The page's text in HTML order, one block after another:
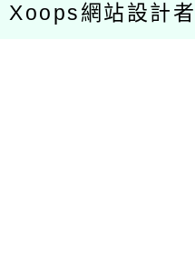
Xoops網站設計